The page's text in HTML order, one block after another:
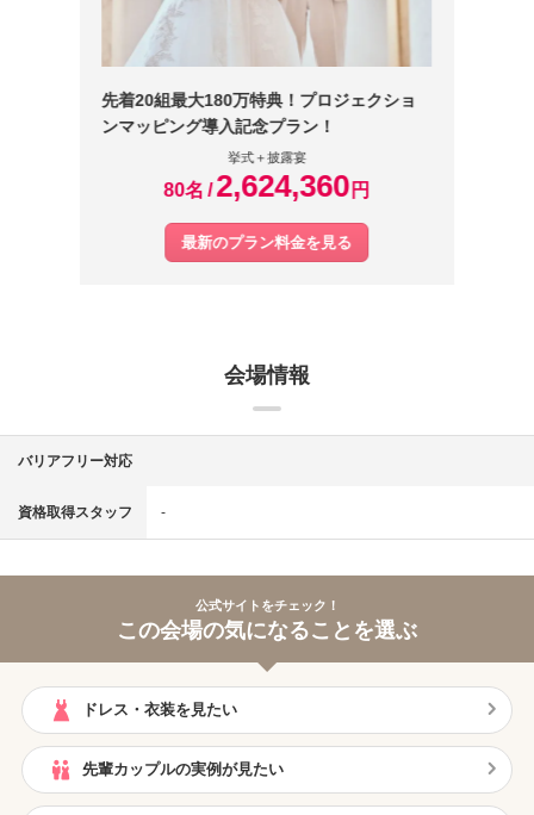
先着20組最大180万特典！プロジェクショ
ンマッピング導入記念プラン！
挙式＋披露宴
80名 2,624,360 円
最新のプラン料金を見る
会場情報
バリアフリー対応
資格取得スタッフ ‐
公式サイトをチェック！
この会場の気になることを選ぶ
ドレス・衣装を見たい
先輩カップルの実例が見たい